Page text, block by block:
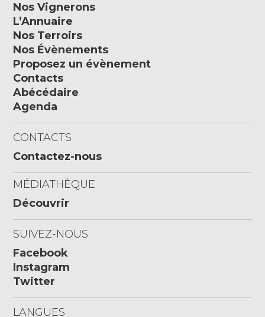
Nos Vignerons
L’Annuaire
Nos Terroirs
Nos Évènements
Proposez un évènement
Contacts
Abécédaire
Agenda
CONTACTS
Contactez-nous
MÉDIATHÈQUE
Découvrir
SUIVEZ-NOUS
Facebook
Instagram
Twitter
LANGUES